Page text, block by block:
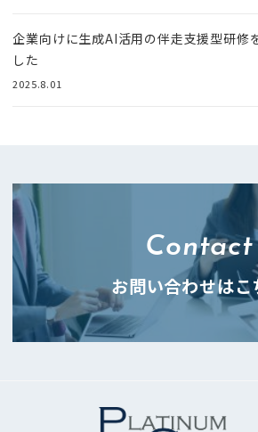
企業向けに生成AI活用の伴走支援型研修
した
2025.8.01
Contact
お問い合わせはこ